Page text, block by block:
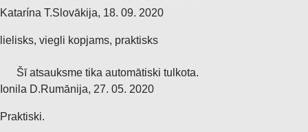
Katarína T.Slovākija, 18. 09. 2020
lielisks, viegli kopjams, praktisks
Šī atsauksme tika automātiski tulkota.
Ionila D.Rumānija, 27. 05. 2020
Praktiski.